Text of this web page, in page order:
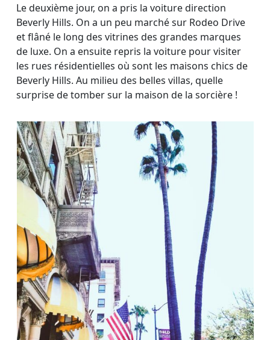
Le deuxième jour, on a pris la voiture direction
Beverly Hills. On a un peu marché sur Rodeo Drive
et flâné le long des vitrines des grandes marques
de luxe. On a ensuite repris la voiture pour visiter
les rues résidentielles où sont les maisons chics de
Beverly Hills. Au milieu des belles villas, quelle
surprise de tomber sur la maison de la sorcière !